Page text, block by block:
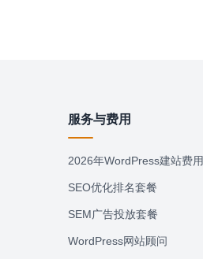
服务与费用
2026年WordPress建站费用
SEO优化排名套餐
SEM广告投放套餐
WordPress网站顾问